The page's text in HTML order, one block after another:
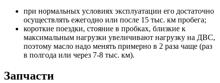
при нормальных условиях эксплуатации его достаточно
осуществлять ежегодно или после 15 тыс. км пробега;
короткие поездки, стояние в пробках, близкие к
максимальным нагрузки увеличивают нагрузку на ДВС,
поэтому масло надо менять примерно в 2 раза чаще (раз
в полгода или через 7-8 тыс. км).
Запчасти